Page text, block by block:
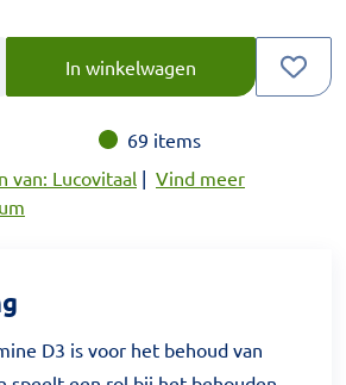
in.
In winkelwagen
69 items
van: Lucovitaal | Vind meer
D3 is voor het behoud van